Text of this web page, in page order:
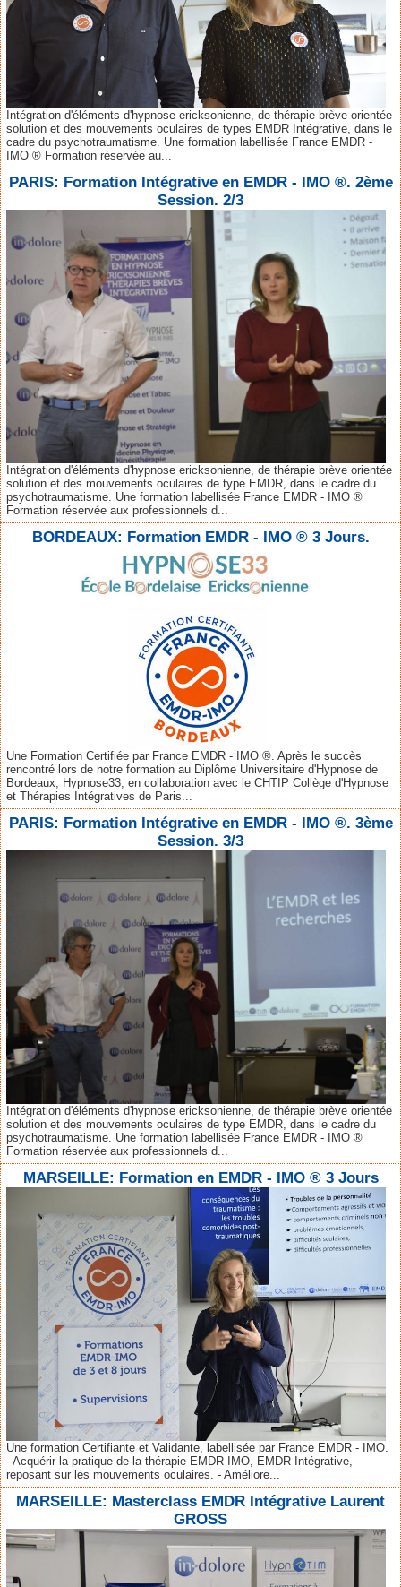
Intégration d'éléments d'hypnose ericksonienne, de thérapie brève orientée
solution et des mouvements oculaires de types EMDR Intégrative, dans le
cadre du psychotraumatisme. Une formation labellisée France EMDR -
IMO ® Formation réservée au...
PARIS: Formation Intégrative en EMDR - IMO ®. 2ème
Session. 2/3
Intégration d'éléments d'hypnose ericksonienne, de thérapie brève orientée
solution et des mouvements oculaires de type EMDR, dans le cadre du
psychotraumatisme. Une formation labellisée France EMDR - IMO ®
Formation réservée aux professionnels d...
BORDEAUX: Formation EMDR - IMO ® 3 Jours.
Une Formation Certifiée par France EMDR - IMO ®. Après le succès
rencontré lors de notre formation au Diplôme Universitaire d'Hypnose de
Bordeaux, Hypnose33, en collaboration avec le CHTIP Collège d'Hypnose
et Thérapies Intégratives de Paris...
PARIS: Formation Intégrative en EMDR - IMO ®. 3ème
Session. 3/3
Intégration d'éléments d'hypnose ericksonienne, de thérapie brève orientée
solution et des mouvements oculaires de type EMDR, dans le cadre du
psychotraumatisme. Une formation labellisée France EMDR - IMO ®
Formation réservée aux professionnels d...
MARSEILLE: Formation en EMDR - IMO ® 3 Jours
Une formation Certifiante et Validante, labellisée par France EMDR - IMO.
- Acquérir la pratique de la thérapie EMDR-IMO, EMDR Intégrative,
reposant sur les mouvements oculaires. - Améliore...
MARSEILLE: Masterclass EMDR Intégrative Laurent
GROSS